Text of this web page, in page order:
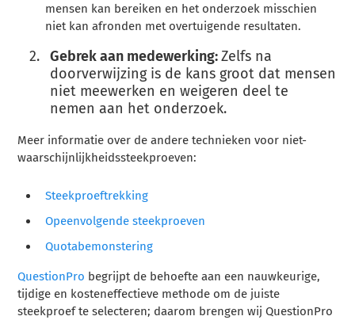
mensen kan bereiken en het onderzoek misschien
niet kan afronden met overtuigende resultaten.
Gebrek aan medewerking:Zelfs na
doorverwijzing is de kans groot dat mensen
niet meewerken en weigeren deel te
nemen aan het onderzoek.
Meer informatie over de andere technieken voor niet-
waarschijnlijkheidssteekproeven:
Steekproeftrekking
Opeenvolgende steekproeven
Quotabemonstering
QuestionPro begrijpt de behoefte aan een nauwkeurige,
tijdige en kosteneffectieve methode om de juiste
steekproef te selecteren; daarom brengen wij QuestionPro